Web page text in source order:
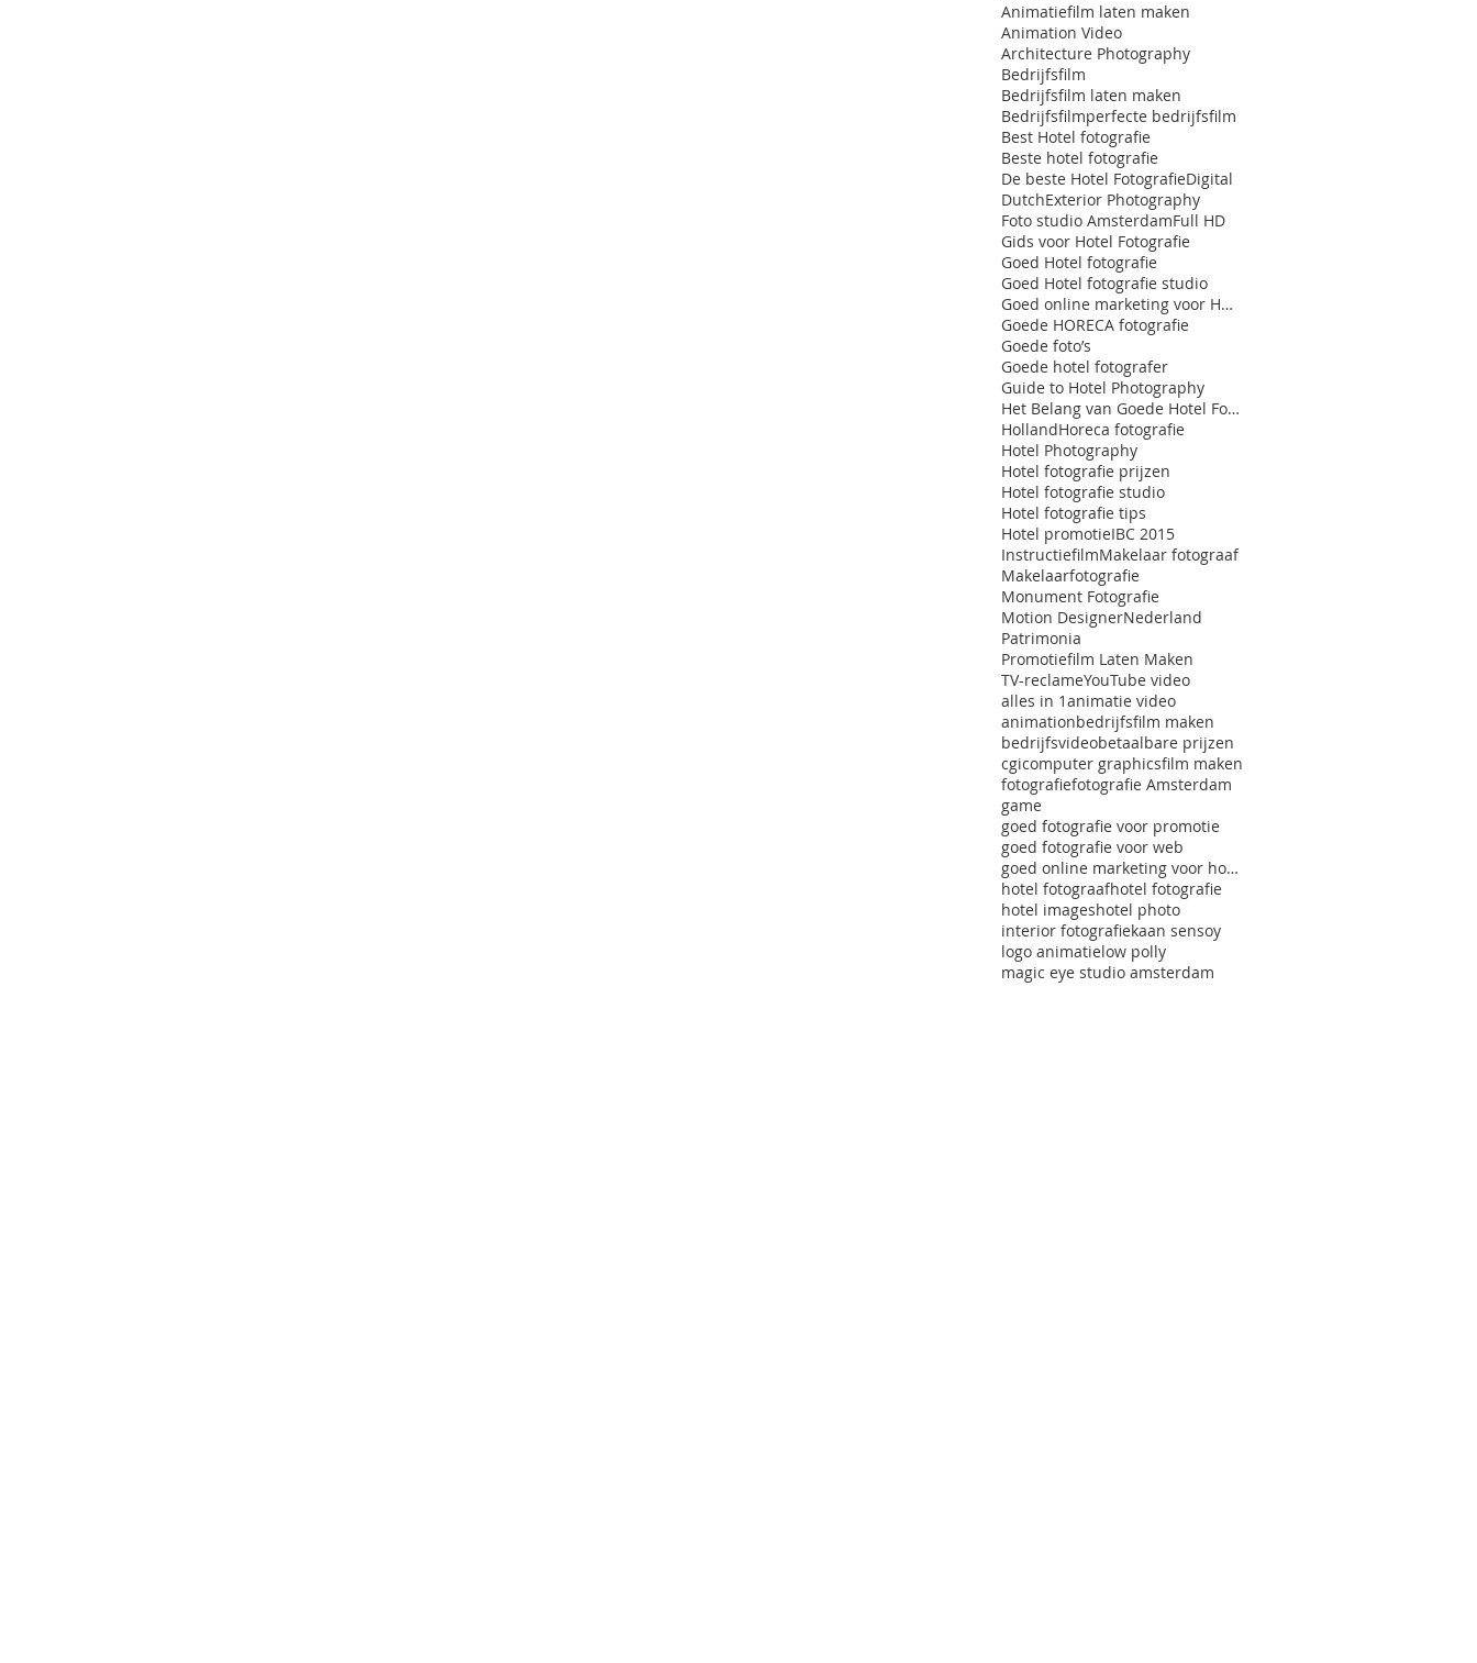
Animatiefilm laten maken
Animation Video
Architecture Photography
Bedrijfsfilm
Bedrijfsfilm laten maken
Bedrijfsfilmperfecte bedrijfsfilm
Best Hotel fotografie
Beste hotel fotografie
De beste Hotel FotografieDigital
DutchExterior Photography
Foto studio AmsterdamFull HD
Gids voor Hotel Fotografie
Goed Hotel fotografie
Goed Hotel fotografie studio
Goed online marketing voor HORECA
Goede HORECA fotografie
Goede foto’s
Goede hotel fotografer
Guide to Hotel Photography
Het Belang van Goede Hotel Fotografie
HollandHoreca fotografie
Hotel Photography
Hotel fotografie prijzen
Hotel fotografie studio
Hotel fotografie tips
Hotel promotieIBC 2015
InstructiefilmMakelaar fotograaf
Makelaarfotografie
Monument Fotografie
Motion DesignerNederland
Patrimonia
Promotiefilm Laten Maken
TV-reclameYouTube video
alles in 1animatie video
animationbedrijfsfilm maken
bedrijfsvideobetaalbare prijzen
cgicomputer graphicsfilm maken
fotografiefotografie Amsterdam
game
goed fotografie voor promotie
goed fotografie voor web
goed online marketing voor hotels
hotel fotograafhotel fotografie
hotel imageshotel photo
interior fotografiekaan sensoy
logo animatielow polly
magic eye studio amsterdam